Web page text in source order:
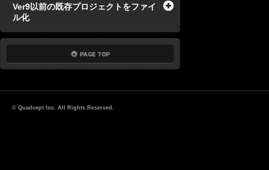
Ver9以前の既存プロジェクトをファイ
ル化
© Quadcept Inc. All Rights Reserved.